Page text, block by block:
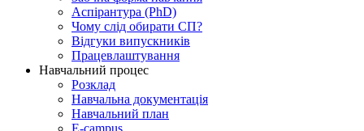
Aспірантура (PhD)
Чому слід обирати СП?
Відгуки випускників
Працевлаштування
Навчальний процес
Розклад
Навчальна документація
Навчальний план
E-campus